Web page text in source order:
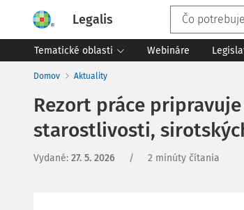
Legalis
Tematické oblasti Webináre
Domov Aktuality
Rezort práce
starostlivosti,
Vydané: 27. 5. 2026 / 2 minúty čítania